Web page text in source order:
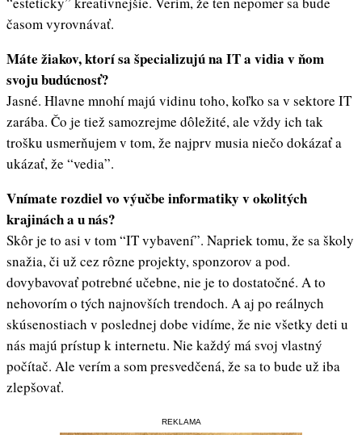
časom vyrovnávať.
Máte žiakov, ktorí sa špecializujú na IT a vidia v ňom
svoju budúcnosť?
Jasné. Hlavne mnohí majú vidinu toho, koľko sa v sektore IT
zarába. Čo je tiež samozrejme dôležité, ale vždy ich tak
trošku usmerňujem v tom, že najprv musia niečo dokázať a
ukázať, že “vedia”.
Vnímate rozdiel vo výučbe informatiky v okolitých
krajinách a u nás?
Skôr je to asi v tom “IT vybavení”. Napriek tomu, že sa školy
snažia, či už cez rôzne projekty, sponzorov a pod.
dovybavovať potrebné učebne, nie je to dostatočné. A to
nehovorím o tých najnovších trendoch. A aj po reálnych
skúsenostiach v poslednej dobe vidíme, že nie všetky deti u
nás majú prístup k internetu. Nie každý má svoj vlastný
počítač. Ale verím a som presvedčená, že sa to bude už iba
zlepšovať.
REKLAMA